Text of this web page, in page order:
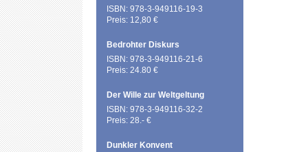
ISBN: 978-3-949116-19-3
Preis: 12,80 €
Bedrohter Diskurs
ISBN: 978-3-949116-21-6
Preis: 24.80 €
Der Wille zur Weltgeltung
ISBN: 978-3-949116-32-2
Preis: 28.- €
Dunkler Konvent